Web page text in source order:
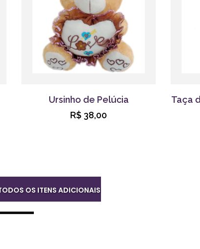
Ursinho de Pelúcia
R$ 38,00
Taça
OS ITENS ADICIONAIS